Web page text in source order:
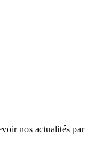
nos actualités par